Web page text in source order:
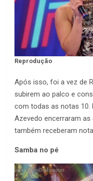
Reprodução
Após isso, foi a vez de
subirem ao palco e
com todas as notas 10.
Azevedo encerraram
também receberam
Samba no pé